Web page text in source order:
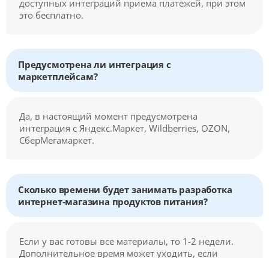
доступных интеграций приема платежей, при этом
это бесплатно.
Предусмотрена ли интеграция с
маркетплейсам?
Да, в настоящий момент предусмотрена
интеграция с Яндекс.Маркет, Wildberries, OZON,
СберМегамаркет.
Сколько времени будет занимать разработка
интернет-магазина продуктов питания?
Если у вас готовы все материалы, то 1-2 недели.
Дополнительное время может уходить, если